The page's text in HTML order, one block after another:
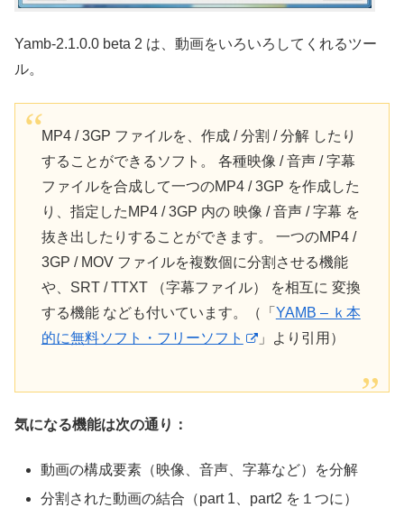
Yamb-2.1.0.0 beta 2 は、動画をいろいろしてくれるツー
ル。
MP4 / 3GP ファイルを、作成 / 分割 / 分解 したり
することができるソフト。 各種映像 / 音声 / 字幕
ファイルを合成して一つのMP4 / 3GP を作成した
り、指定したMP4 / 3GP 内の 映像 / 音声 / 字幕 を
抜き出したりすることができます。 一つのMP4 /
3GP / MOV ファイルを複数個に分割させる機能
や、SRT / TTXT （字幕ファイル） を相互に 変換
する機能 なども付いています。（「 YAMB – ｋ本
的に無料ソフト・フリーソフト
」より引用）
気になる機能は次の通り：
動画の構成要素（映像、音声、字幕など）を分解
分割された動画の結合（part 1、part2 を１つに）